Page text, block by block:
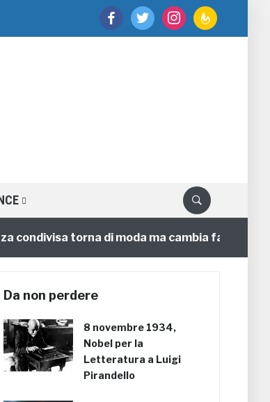
facebooktwitter instagramfeedburner
torna di moda ma cambia faccia
Da non perdere
8 novembre 1934,
Nobel per la
Letteratura a Luigi
Pirandello